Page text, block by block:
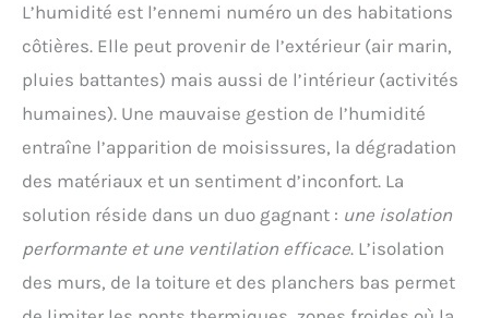
L’humidité est l’ennemi numéro un des habitations
côtières. Elle peut provenir de l’extérieur (air marin,
pluies battantes) mais aussi de l’intérieur (activités
humaines). Une mauvaise gestion de l’humidité
entraîne l’apparition de moisissures, la dégradation
des matériaux et un sentiment d’inconfort. La
solution réside dans un duo gagnant : une isolation
performante et une ventilation efficace. L’isolation
des murs, de la toiture et des planchers bas permet